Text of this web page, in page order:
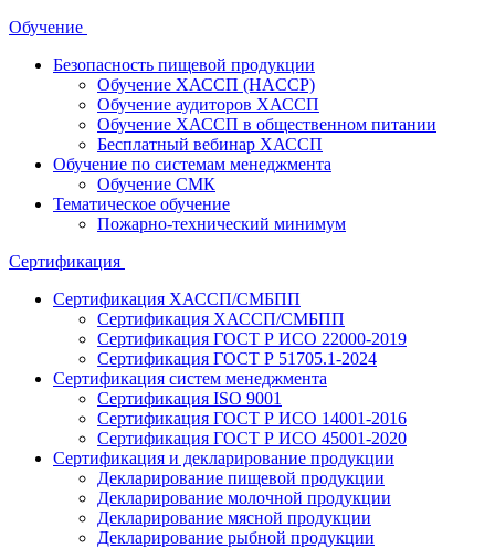
Обучение
Безопасность пищевой продукции
Обучение ХАССП (HACCP)
Обучение аудиторов ХАССП
Обучение ХАССП в общественном питании
Бесплатный вебинар ХАССП
Обучение по системам менеджмента
Обучение СМК
Тематическое обучение
Пожарно-технический минимум
Сертификация
Сертификация ХАССП/СМБПП
Сертификация ХАССП/СМБПП
Сертификация ГОСТ Р ИСО 22000-2019
Сертификация ГОСТ Р 51705.1-2024
Сертификация систем менеджмента
Сертификация ISO 9001
Сертификация ГОСТ Р ИСО 14001-2016
Сертификация ГОСТ Р ИСО 45001-2020
Сертификация и декларирование продукции
Декларирование пищевой продукции
Декларирование молочной продукции
Декларирование мясной продукции
Декларирование рыбной продукции